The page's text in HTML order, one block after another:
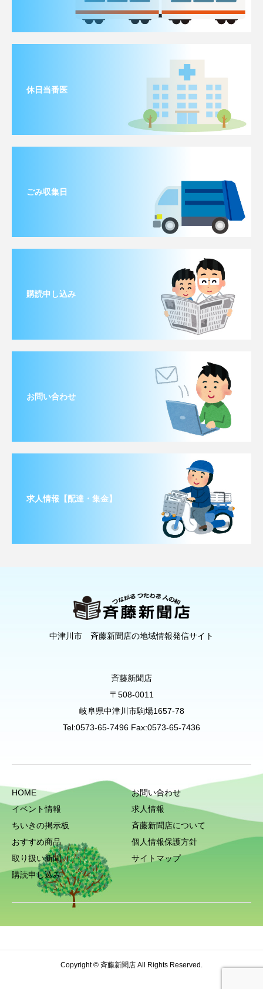
休日当番医
ごみ収集日
購読申し込み
お問い合わせ
求人情報【配達・集金】
中津川市 斉藤新聞店の地域情報発信サイト
斉藤新聞店
〒508-0011
岐阜県中津川市駒場1657-78
Tel:0573-65-7496 Fax:0573-65-7436
HOME
イベント情報
ちいきの掲示板
おすすめ商品
取り扱い新聞
購読申し込み
お問い合わせ
求人情報
斉藤新聞店について
個人情報保護方針
サイトマップ
Copyright © 斉藤新聞店 All Rights Reserved.